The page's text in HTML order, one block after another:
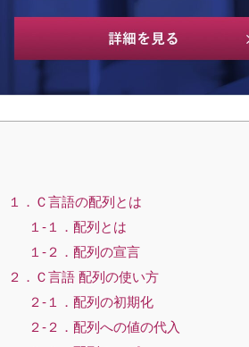
１．Ｃ言語の配列とは
１-１．配列とは
１-２．配列の宣言
２．Ｃ言語 配列の使い方
２-１．配列の初期化
２-２．配列への値の代入